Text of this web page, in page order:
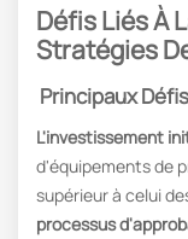
Défis Liés À
Stratégies
Principaux
L'investissement
d'équipements de
supérieur à celui
processus